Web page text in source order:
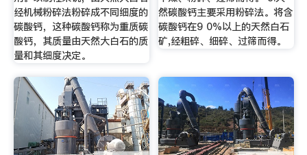
经机械粉碎法粉碎成不同细度的
碳酸钙，这种碳酸钙称为重质碳
酸钙，其质量由天然大白石的质
量和其细度决定。
然碳酸钙主要采用粉碎法。将含
碳酸钙在9 0%以上的天然白石
矿,经粗碎、细碎、过筛而得。